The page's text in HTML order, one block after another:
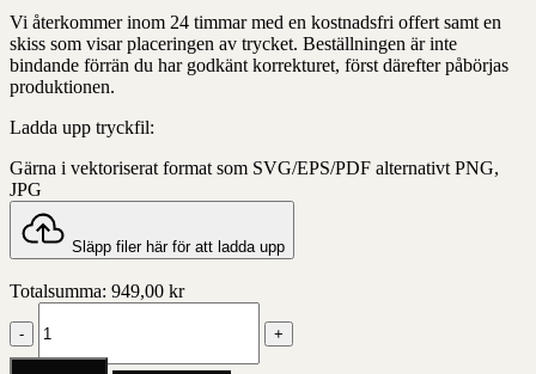
Vi återkommer inom 24 timmar med en kostnadsfri offert samt en
skiss som visar placeringen av trycket. Beställningen är inte
bindande förrän du har godkänt korrekturet, först därefter påbörjas
produktionen.
Ladda upp tryckfil:
Gärna i vektoriserat format som SVG/EPS/PDF alternativt PNG,
JPG
Släpp filer här för att ladda upp
Totalsumma: 949,00 kr
bricka
stor